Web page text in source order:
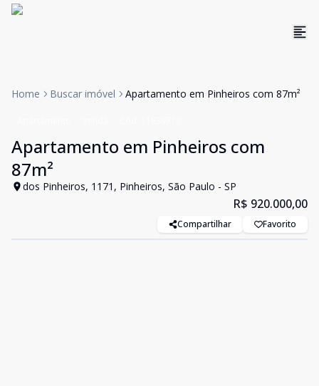
Home Buscar imóvel Apartamento em Pinheiros com 87m²
Apartamento em Pinheiros com
87m²
dos Pinheiros, 1171, Pinheiros, São Paulo - SP
R$ 920.000,00
Compartilhar Favorito